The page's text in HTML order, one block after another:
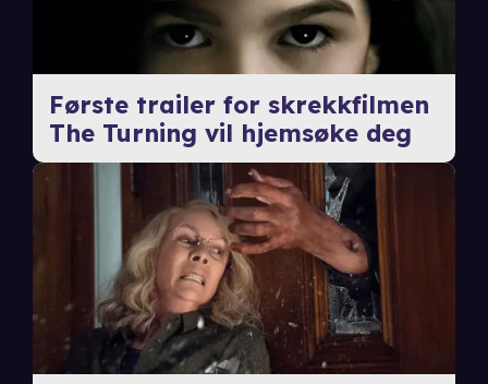
Første trailer for skrekkfilmen
The Turning vil hjemsøke deg